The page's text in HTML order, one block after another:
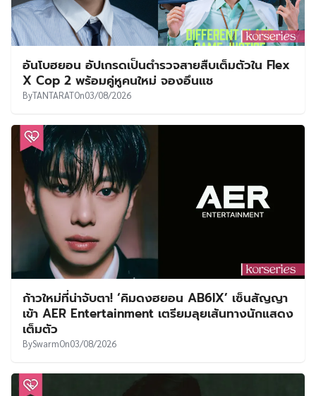
อันโบฮยอน อัปเกรดเป็นตำรวจสายสืบเต็มตัวใน Flex
X Cop 2 พร้อมคู่หูคนใหม่ จองอึนแช
ByTANTARATOn03/08/2026
ก้าวใหม่ที่น่าจับตา! ‘คิมดงฮยอน AB6IX’ เซ็นสัญญา
เข้า AER Entertainment เตรียมลุยเส้นทางนักแสดง
เต็มตัว
BySwarmOn03/08/2026